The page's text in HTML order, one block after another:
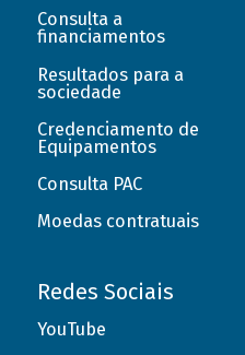
Consulta a
financiamentos
Resultados para a
sociedade
Credenciamento de
Equipamentos
Consulta PAC
Moedas contratuais
Redes Sociais
YouTube